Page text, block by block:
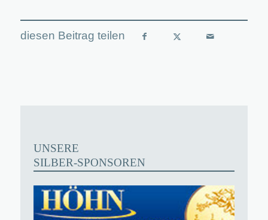
UNSERE
SILBER-SPONSOREN